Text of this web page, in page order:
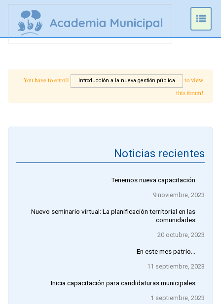
You have to enroll Introducción a la nueva gestión pública
to view
this forum!
Noticias recientes
Tenemos nueva capacitación
9 noviembre, 2023
Nuevo seminario virtual: La planificación territorial en las
comunidades
20 octubre, 2023
En este mes patrio…
11 septiembre, 2023
Inicia capacitación para candidaturas municipales
1 septiembre, 2023